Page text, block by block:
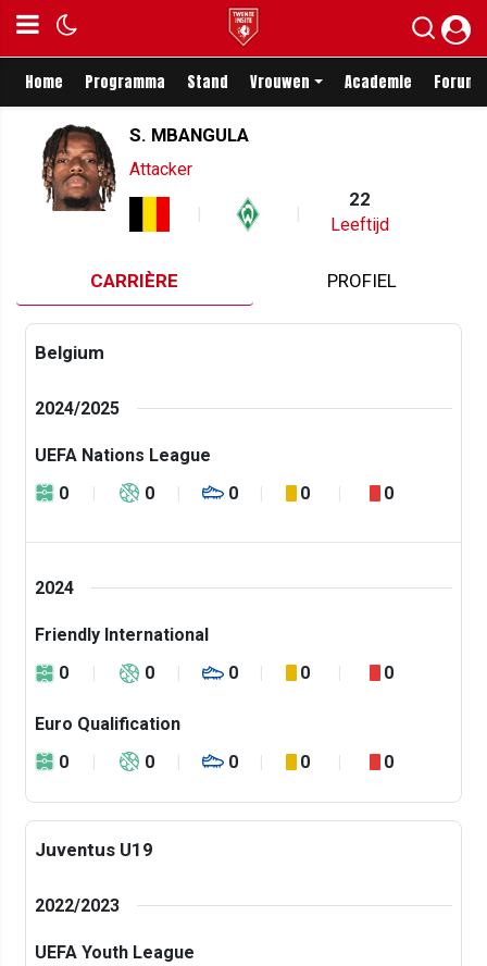
Home Programma Stand Vrouwen Academie Forum
S. MBANGULA
Attacker
22
Leeftijd
CARRIÈRE PROFIEL
Belgium
2024/2025
UEFA Nations League
0
0 0 0 0
2024
Friendly International
0
0 0 0 0
Euro Qualification
0
0 0 0 0
Juventus U19
2022/2023
UEFA Youth League